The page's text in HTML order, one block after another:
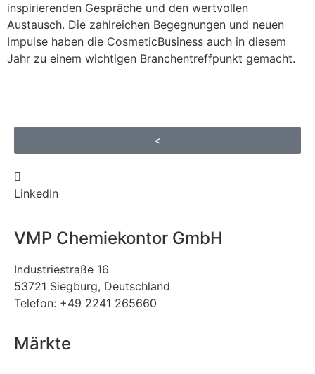
inspirierenden Gespräche und den wertvollen
Austausch. Die zahlreichen Begegnungen und neuen
Impulse haben die CosmeticBusiness auch in diesem
Jahr zu einem wichtigen Branchentreffpunkt gemacht.
<
LinkedIn
VMP Chemiekontor GmbH
Industriestraße 16
53721 Siegburg, Deutschland
Telefon: +49 2241 265660
Märkte